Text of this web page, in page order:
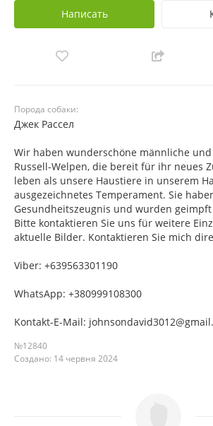
Написать
Порода собаки:
Джек Рассел
Wir haben wunderschöne männliche und
Russell-Welpen, die bereit für ihr neues
leben als unsere Haustiere in unserem
ausgezeichnetes Temperament. Sie
Gesundheitszeugnis und wurden
Bitte kontaktieren Sie uns für weitere
aktuelle Bilder. Kontaktieren Sie mich
Viber: +639563301190
WhatsApp: +380999108300
Kontakt-E-Mail:
№12840
Создано: 14 червня 2024